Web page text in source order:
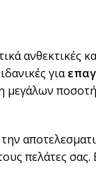
ανθεκτικές
για
μεγάλων
πελάτες σας.